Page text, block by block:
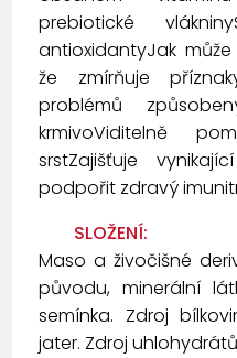
prebiotické
antioxidantyJak
že zmírňuje
problémů
krmivoViditelně
srstZajišťuje
podpořit zdravý
SLOŽENÍ:
Maso a živočišné
původu, minerální
semínka. Zdroj
jater. Zdroj